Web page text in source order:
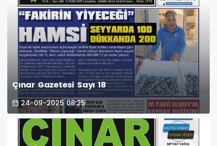
Çınar Gazetesi Sayı 18
24-09-2025 08:25